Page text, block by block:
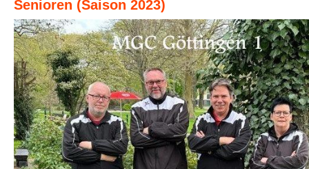
Senioren (Saison 2023)